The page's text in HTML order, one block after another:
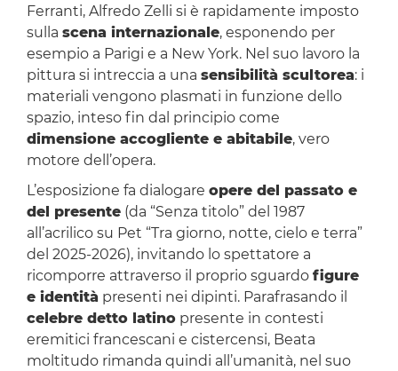
Ferranti, Alfredo Zelli si è rapidamente imposto
sulla scena internazionale, esponendo per
esempio a Parigi e a New York. Nel suo lavoro la
pittura si intreccia a una sensibilità scultorea: i
materiali vengono plasmati in funzione dello
spazio, inteso fin dal principio come
dimensione accogliente e abitabile, vero
motore dell’opera.
L’esposizione fa dialogare opere del passato e
del presente(da “Senza titolo” del 1987
all’acrilico su Pet “Tra giorno, notte, cielo e terra”
del 2025-2026), invitando lo spettatore a
ricomporre attraverso il proprio sguardo figure
e identità presenti nei dipinti. Parafrasando il
celebre detto latinopresente in contesti
eremitici francescani e cistercensi, Beata
moltitudo rimanda quindi all’umanità, nel suo